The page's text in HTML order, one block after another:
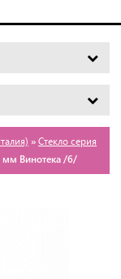
» Стекло серия
мм Винотека /6/